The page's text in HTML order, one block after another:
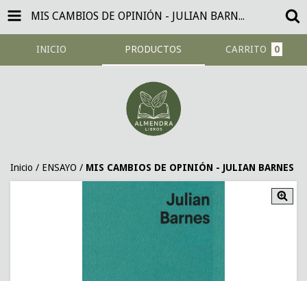
MIS CAMBIOS DE OPINIÓN - JULIAN BARNES
INICIO PRODUCTOS CARRITO 0
Inicio / ENSAYO / MIS CAMBIOS DE OPINIÓN - JULIAN BARNES